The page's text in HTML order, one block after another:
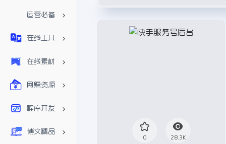
运营必备
在线工具
在线素材
网赚资源
程序开发
博文精品
0 28.3K